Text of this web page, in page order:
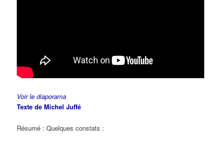
Voir le diaporama
Texte de Michel Juffé
Résumé : Quelques constats :